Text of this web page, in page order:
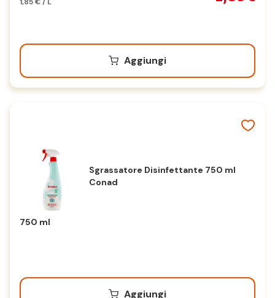
Aggiungi
Sgrassatore Disinfettante 750 ml
Conad
750 ml
Aggiungi